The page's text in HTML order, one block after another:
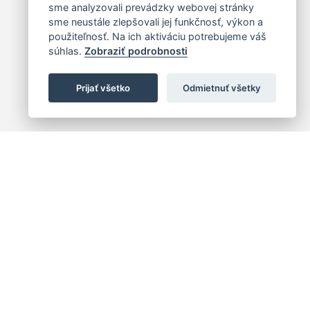
sme analyzovali prevádzky webovej stránky
sme neustále zlepšovali jej funkčnosť, výkon a
použiteľnosť. Na ich aktiváciu potrebujeme váš
súhlas. Zobraziť podrobnosti
Prijať všetko Odmietnuť všetky